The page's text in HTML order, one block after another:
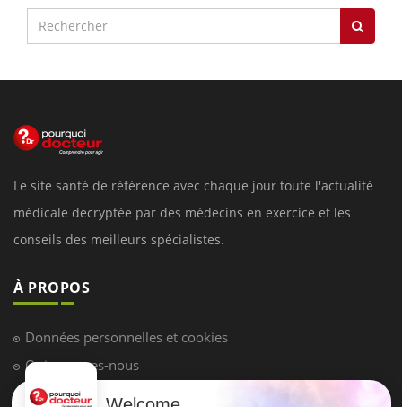
Le site santé de référence avec chaque jour toute l'actualité
médicale decryptée par des médecins en exercice et les
conseils des meilleurs spécialistes.
À PROPOS
Données personnelles et cookies
Qui sommes-nous
Conditions d'utilisation